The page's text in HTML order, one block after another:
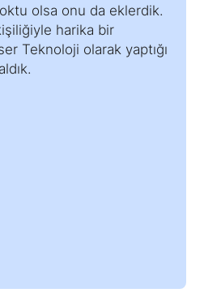
olsa onu da eklerdik.
harika bir
Teknoloji olarak yaptığı